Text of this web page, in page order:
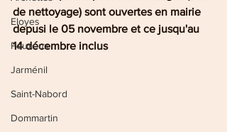
Eloyes
Pouxeux
Jarménil
Saint-Nabord
Dommartin
de nettoyage) sont ouvertes en mairie
depusi le 05 novembre et ce jusqu'au
14 décembre inclus